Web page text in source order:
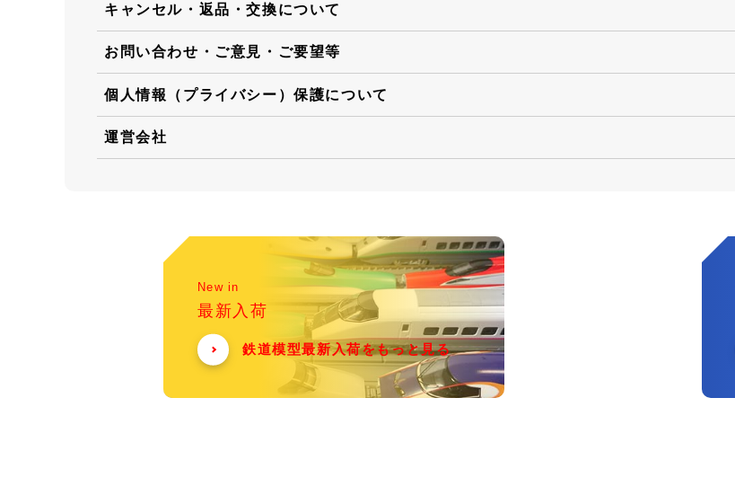
キャンセル・返品・交換について
お問い合わせ・ご意見・ご要望等
個人情報（プライバシー）保護について
運営会社
New in
最新入荷
鉄道模型最新入荷をもっと見る